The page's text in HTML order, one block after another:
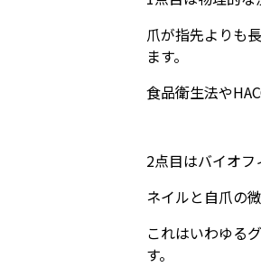
爪が指先よりも
ます。
食品衛生法や
2点目はバイオフ
ネイルと自爪の
これはいわゆる
す。